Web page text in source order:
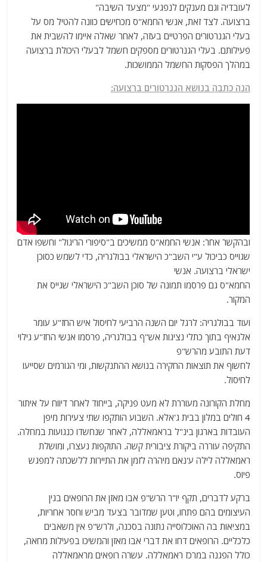
לעובדיה וגם מענקים לנפגעי "מצעד השיבה"
ברצועה. לצד זאת, אנשי החמא"ס מכחישים כוונה להטיל מס על
בעלי הגנרטורים הפרטיים בעזה, לאחר שאלה איימו להשבית את
פעילותם. בעלי הגנרטורים מספקים חשמל לבעלי היכולת ברצועה
במהלך הפסקות החשמל הממושכות.
הנה כתבה בנושא הגנרטורים ברצועה:
ובהקשר אחר: אנשי החמא"ס ממשיכים ב"סיפורי הריגול" וחשפו אדם
שגוייס כביכול ע"י השב"כ הישראלי בבולגריה, כדי לשמש כסוכן
ישראלי ברצועה. אנשי
החמא"ס גם פרסמו תמונה של סוכן השב"כ הישראלי שגייס את
המקור.
ועוד בבולגריה: לרגל יום השנה הרביעי לחיסול איש החז"ע עומר
אלנאיף בתוך כתלי נציגות אש"ף בבולגריה, פרסמו אנשי החז"ע גילוי
דעת התובע מהרש"פ
לחשוף את תוצאות החקירה בנושא ההתנקשות, ומי הגורמים שסייעו
לחיסול.
מחלת הקורונה מעוררת לא מעט פניקה, בייחוד לאחר דיווח על איתור
4 חולים במלון בבית ג'אלא. השבוע הותקפו שתי צעירות מיפן
העובדות בארגון בינ"ל בראמאללה, לאחר שנחשדו כנגועות במחלה.
התקיפה עוררה ביקורת ציבורית קשה. התוקפות נעצרו, ומושלת
ראמאללה לילה ע'נאם מיהרה לזמן את התיירות ללשכתה למפגש
פיוס.
ברקע לדברים, תקף יו"ר הרש"פ אבו מאזן את הרופאים בגין
העיצומים בהם פתחו, וטען שמדובר בצעד מביש וחסר אחריות,
במציאות בה האוכלוסייה נתונה בסכנה, ולרש"פ אין משאבים
כלכליים. הרופאים דחו את דברי אבו מאזן והמשיכו בפעילות מחאה,
כולל הפגנה במרכז ראמאללה. עשרה רופאים מראמאללה